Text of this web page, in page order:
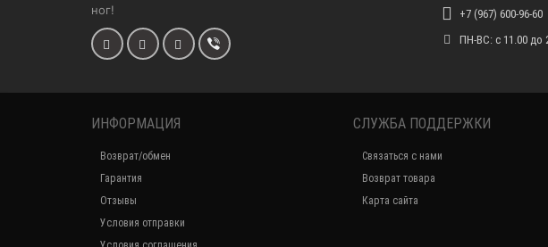
ног!
+7 (967) 600-96-60
ПН-ВС: с 11.00 до
ИНФОРМАЦИЯ
Возврат/обмен
Гарантия
Отзывы
Условия отправки
СЛУЖБА ПОДДЕРЖКИ
Связаться с нами
Возврат товара
Карта сайта